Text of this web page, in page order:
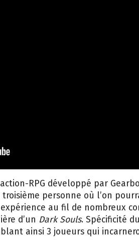
RPG développé par
troisième personne où l’on
au fil de nombreux
d’un Dark Souls. Spécificité
ainsi 3 joueurs qui